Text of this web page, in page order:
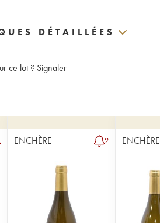
DÉTAILLÉES
ce lot ? Signaler
ENCHÈRE 2 ENCHÈRE